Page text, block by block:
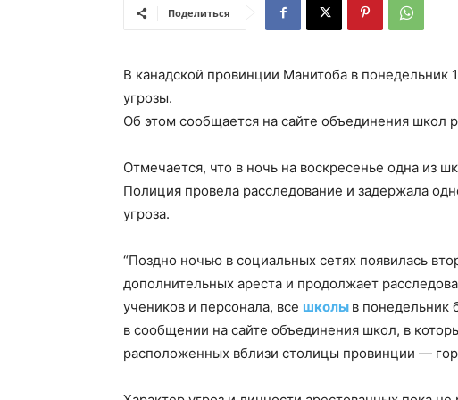
Поделиться
В канадской провинции Манитоба в понедельник
угрозы.
Об этом сообщается на сайте объединения школ
Отмечается, что в ночь на воскресенье одна из
Полиция провела расследование и задержала
угроза.
“Поздно ночью в социальных сетях появилась
дополнительных ареста и продолжает
учеников и персонала, все школы в понедельник
в сообщении на сайте объединения школ, в
расположенных вблизи столицы провинции —